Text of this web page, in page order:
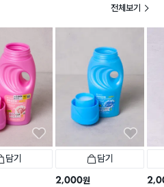
전체보기
담기 담기
2,000원